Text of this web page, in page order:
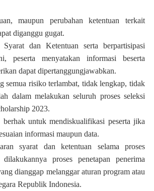
maupun perubahan ketentuan terkait
diganggu gugat.
Syarat dan Ketentuan serta berpartisipasi
peserta menyatakan informasi beserta
dapat dipertanggungjawabkan.
semua risiko terlambat, tidak lengkap, tidak
dalam melakukan seluruh proses seleksi
2023.
berhak untuk mendiskualifikasi peserta jika
informasi maupun data.
syarat dan ketentuan selama proses
proses penetapan penerima
dianggap melanggar aturan program atau
Republik Indonesia.